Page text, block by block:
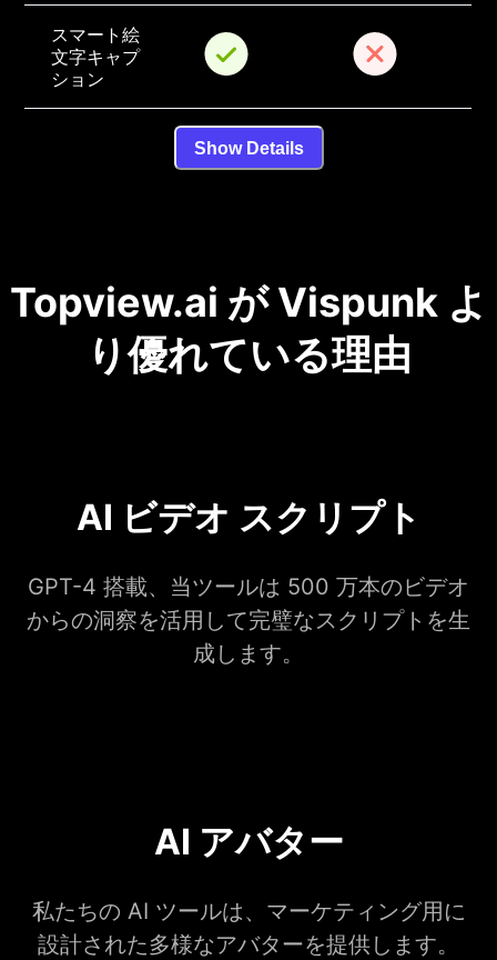
スマート絵
文字キャプ
ション
Show Details
Topview.ai が Vispunk よ
り優れている理由
AI ビデオ スクリプト
GPT-4 搭載、当ツールは 500 万本のビデオ
からの洞察を活用して完璧なスクリプトを生
成します。
AI アバター
私たちの AI ツールは、マーケティング用に
設計された多様なアバターを提供します。